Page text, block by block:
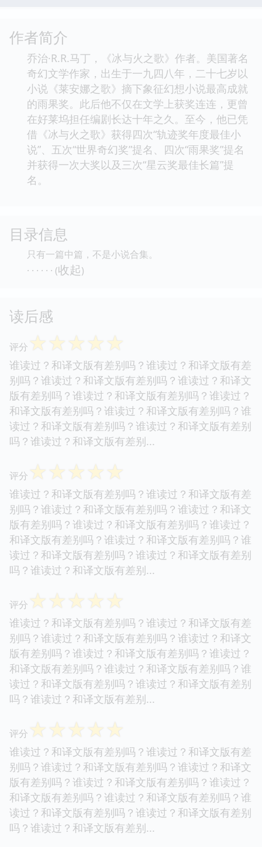
作者简介
乔治·R.R.马丁，《冰与火之歌》作者。美国著名
奇幻文学作家，出生于一九四八年，二十七岁以
小说《莱安娜之歌》摘下象征幻想小说最高成就
的雨果奖。此后他不仅在文学上获奖连连，更曾
在好莱坞担任编剧长达十年之久。至今，他已凭
借《冰与火之歌》获得四次“轨迹奖年度最佳小
说”、五次“世界奇幻奖”提名、四次“雨果奖”提名
并获得一次大奖以及三次“星云奖最佳长篇”提
名。
目录信息
只有一篇中篇，不是小说合集。
· · · · · · (收起)
读后感
评分 ☆☆☆☆☆
谁读过？和译文版有差别吗？谁读过？和译文版有差
别吗？谁读过？和译文版有差别吗？谁读过？和译文
版有差别吗？谁读过？和译文版有差别吗？谁读过？
和译文版有差别吗？谁读过？和译文版有差别吗？谁
读过？和译文版有差别吗？谁读过？和译文版有差别
吗？谁读过？和译文版有差别...
评分 ☆☆☆☆☆
谁读过？和译文版有差别吗？谁读过？和译文版有差
别吗？谁读过？和译文版有差别吗？谁读过？和译文
版有差别吗？谁读过？和译文版有差别吗？谁读过？
和译文版有差别吗？谁读过？和译文版有差别吗？谁
读过？和译文版有差别吗？谁读过？和译文版有差别
吗？谁读过？和译文版有差别...
评分 ☆☆☆☆☆
谁读过？和译文版有差别吗？谁读过？和译文版有差
别吗？谁读过？和译文版有差别吗？谁读过？和译文
版有差别吗？谁读过？和译文版有差别吗？谁读过？
和译文版有差别吗？谁读过？和译文版有差别吗？谁
读过？和译文版有差别吗？谁读过？和译文版有差别
吗？谁读过？和译文版有差别...
评分 ☆☆☆☆☆
谁读过？和译文版有差别吗？谁读过？和译文版有差
别吗？谁读过？和译文版有差别吗？谁读过？和译文
版有差别吗？谁读过？和译文版有差别吗？谁读过？
和译文版有差别吗？谁读过？和译文版有差别吗？谁
读过？和译文版有差别吗？谁读过？和译文版有差别
吗？谁读过？和译文版有差别...